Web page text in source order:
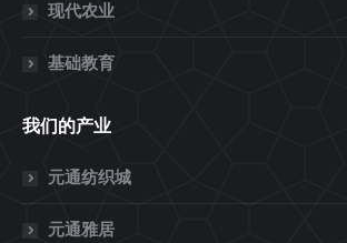
现代农业
基础教育
我们的产业
元通纺织城
元通雅居